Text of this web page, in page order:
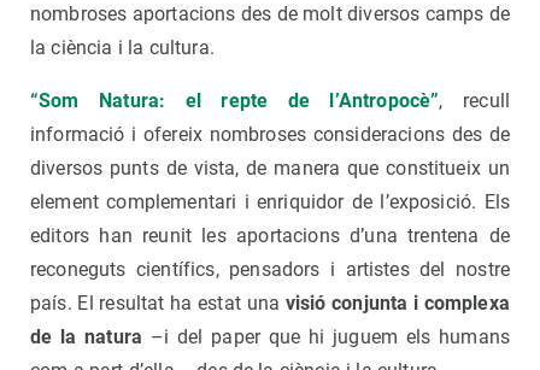
nombroses aportacions des de molt diversos camps de
la ciència i la cultura.
“Som Natura: el repte de l’Antropocè”, recull
informació i ofereix nombroses consideracions des de
diversos punts de vista, de manera que constitueix un
element complementari i enriquidor de l’exposició. Els
editors han reunit les aportacions d’una trentena de
reconeguts científics, pensadors i artistes del nostre
país. El resultat ha estat una visió conjunta i complexa
de la natura –i del paper que hi juguem els humans